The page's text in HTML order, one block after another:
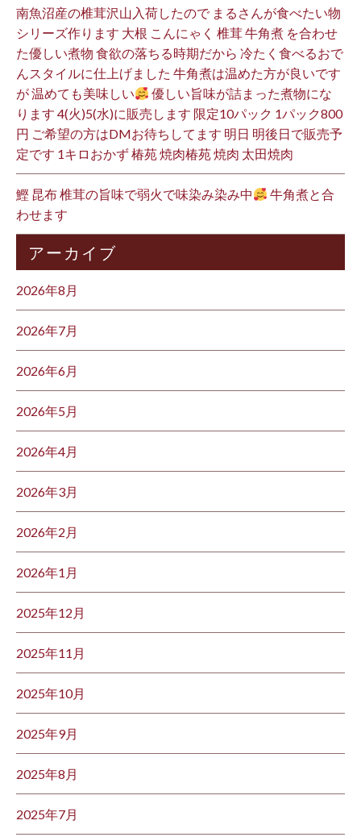
南魚沼産の椎茸沢山入荷したので まるさんが食べたい物
シリーズ作ります 大根 こんにゃく 椎茸 牛角煮 を合わせ
た優しい煮物 食欲の落ちる時期だから 冷たく食べるおで
んスタイルに仕上げました 牛角煮は温めた方が良いです
が 温めても美味しい
優しい旨味が詰まった煮物にな
ります 4(火)5(水)に販売します 限定10パック 1パック800
円 ご希望の方はDMお待ちしてます 明日 明後日で販売予
定です 1キロおかず 椿苑 焼肉椿苑 焼肉 太田焼肉
鰹 昆布 椎茸の旨味で弱火で味染み染み中
牛角煮と合
わせます
アーカイブ
2026年8月
2026年7月
2026年6月
2026年5月
2026年4月
2026年3月
2026年2月
2026年1月
2025年12月
2025年11月
2025年10月
2025年9月
2025年8月
2025年7月